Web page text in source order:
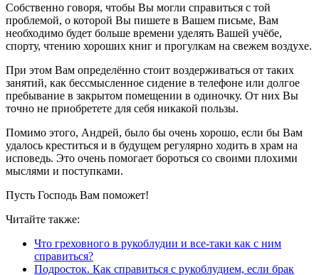
Собственно говоря, чтобы Вы могли справиться с той
проблемой, о которой Вы пишете в Вашем письме, Вам
необходимо будет больше времени уделять Вашей учёбе,
спорту, чтению хороших книг и прогулкам на свежем воздухе.
При этом Вам определённо стоит воздерживаться от таких
занятий, как бессмысленное сидение в телефоне или долгое
пребывание в закрытом помещении в одиночку. От них Вы
точно не приобретете для себя никакой пользы.
Помимо этого, Андрей, было бы очень хорошо, если бы Вам
удалось креститься и в будущем регулярно ходить в храм на
исповедь. Это очень помогает бороться со своими плохими
мыслями и поступками.
Пусть Господь Вам поможет!
Читайте также:
Что греховного в рукоблудии и все-таки как с ним
справиться?
Подросток. Как справиться с рукоблудием, если брак